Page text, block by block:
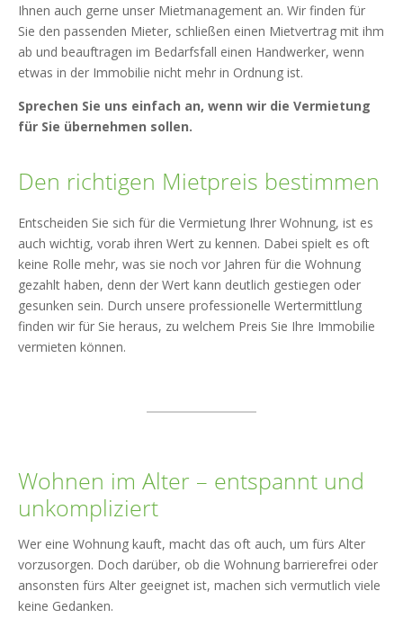
Ihnen auch gerne unser Mietmanagement an. Wir finden für
Sie den passenden Mieter, schließen einen Mietvertrag mit ihm
ab und beauftragen im Bedarfsfall einen Handwerker, wenn
etwas in der Immobilie nicht mehr in Ordnung ist.
Sprechen Sie uns einfach an, wenn wir die Vermietung
für Sie übernehmen sollen.
Den richtigen Mietpreis bestimmen
Entscheiden Sie sich für die Vermietung Ihrer Wohnung, ist es
auch wichtig, vorab ihren Wert zu kennen. Dabei spielt es oft
keine Rolle mehr, was sie noch vor Jahren für die Wohnung
gezahlt haben, denn der Wert kann deutlich gestiegen oder
gesunken sein. Durch unsere professionelle Wertermittlung
finden wir für Sie heraus, zu welchem Preis Sie Ihre Immobilie
vermieten können.
Wohnen im Alter – entspannt und
unkompliziert
Wer eine Wohnung kauft, macht das oft auch, um fürs Alter
vorzusorgen. Doch darüber, ob die Wohnung barrierefrei oder
ansonsten fürs Alter geeignet ist, machen sich vermutlich viele
keine Gedanken.